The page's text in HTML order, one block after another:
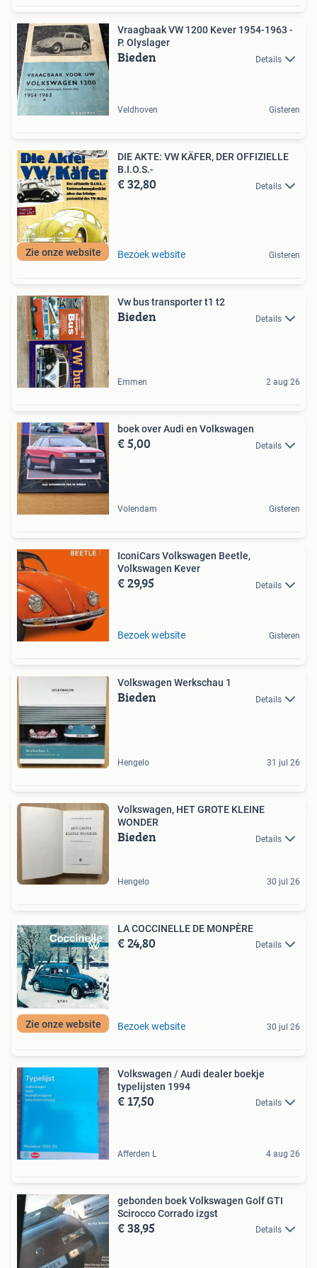
Vraagbaak VW 1200 Kever 1954-1963 -
P. Olyslager
Bieden Details
Veldhoven Gisteren
Zie onze website
DIE AKTE: VW KÄFER, DER OFFIZIELLE
B.I.O.S.-
€ 32,80 Details
Bezoek website Gisteren
Vw bus transporter t1 t2
Bieden Details
Emmen 2 aug 26
boek over Audi en Volkswagen
€ 5,00 Details
Volendam Gisteren
IconiCars Volkswagen Beetle,
Volkswagen Kever
€ 29,95 Details
Bezoek website Gisteren
Volkswagen Werkschau 1
Bieden Details
Hengelo 31 jul 26
Volkswagen, HET GROTE KLEINE
WONDER
Bieden Details
Hengelo 30 jul 26
Zie onze website
LA COCCINELLE DE MONPÈRE
€ 24,80 Details
Bezoek website 30 jul 26
Volkswagen / Audi dealer boekje
typelijsten 1994
€ 17,50 Details
Afferden L 4 aug 26
gebonden boek Volkswagen Golf GTI
Scirocco Corrado izgst
€ 38,95 Details